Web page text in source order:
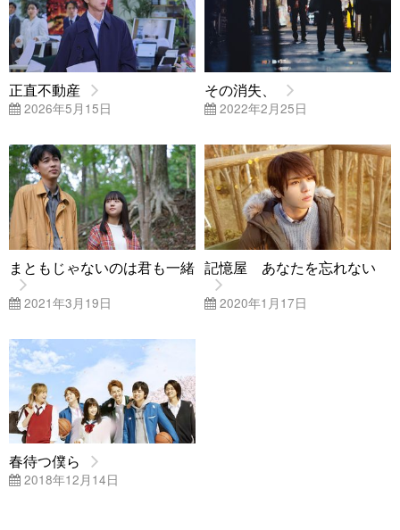
正直不動産
2026年5月15日
その消失、
2022年2月25日
まともじゃないのは君も一緒
2021年3月19日
記憶屋 あなたを忘れない
2020年1月17日
春待つ僕ら
2018年12月14日